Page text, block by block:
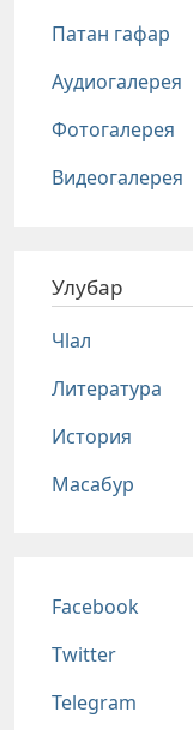
Патан гафар
Аудиогалерея
Фотогалерея
Видеогалерея
Улубар
Чlал
Литература
История
Масабур
Соц сети
Facebook
Twitter
Telegram